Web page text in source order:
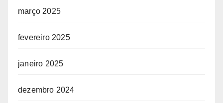
março 2025
fevereiro 2025
janeiro 2025
dezembro 2024